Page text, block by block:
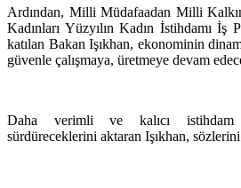
Ardından, Milli Müdafaadan Milli
Kadınları Yüzyılın Kadın İstihdamı İş
katılan Bakan Işıkhan, ekonominin
güvenle çalışmaya, üretmeye devam
Daha verimli ve kalıcı istihdam
sürdüreceklerini aktaran Işıkhan,